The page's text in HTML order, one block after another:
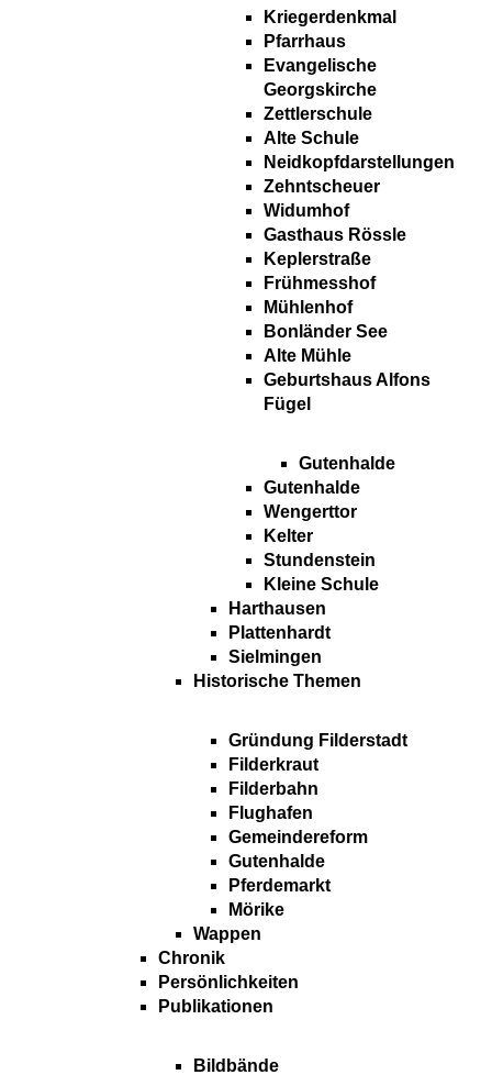
Kriegerdenkmal
Pfarrhaus
Evangelische
Georgskirche
Zettlerschule
Alte Schule
Neidkopfdarstellungen
Zehntscheuer
Widumhof
Gasthaus Rössle
Keplerstraße
Frühmesshof
Mühlenhof
Bonländer See
Alte Mühle
Geburtshaus Alfons
Fügel
Gutenhalde
Gutenhalde
Wengerttor
Kelter
Stundenstein
Kleine Schule
Harthausen
Plattenhardt
Sielmingen
Historische Themen
Gründung Filderstadt
Filderkraut
Filderbahn
Flughafen
Gemeindereform
Gutenhalde
Pferdemarkt
Mörike
Wappen
Chronik
Persönlichkeiten
Publikationen
Bildbände